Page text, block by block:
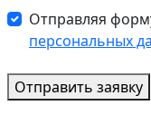
Отправляя
персональных
Отправить заявку